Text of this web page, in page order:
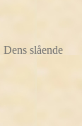
slående